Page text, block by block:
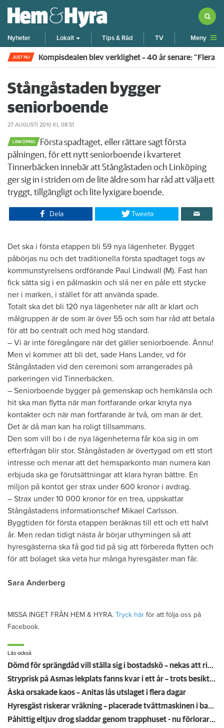
Nyheter Lokalt Tips & Råd TV Meny
JUST NU Kompisdealen blev verklighet – 40 år senare: "Flera
Stångåstaden bygger
seniorboende
27 AUGUSTI 2010 KL 08:51
LINKÖPING
​Första spadtaget, eller rättare sagt första
pålningen, för ett nytt seniorboende i kvarteret
Tinnerbäcken innebär att Stångåstaden och Linköping
ger sig in i striden om de lite äldre som har råd att välja ett
tryggt, tillgängligt och lite lyxigare boende.
Dela Tweeta
Det ska i första etappen bli 59 nya lägenheter. Bygget
påbörjas nu och det traditionella första spadtaget togs av
kommunstyrelsens ordförande Paul Lindwall (M). Fast han
fick sätta sig i en pålmaskin och slå ner en påle ett stycke
ner i marken, i stället för att använda spade.
Totalt ska det bli 120 nya lägenheter när allt är klart och
målgruppen är de som är över 55 och som har råd att betala
för att bo centralt och med hög standard.
– Vi är inte föregångare när det gäller seniorboende. Ännu!
Men vi kommer att bli det, sade Hans Lander, vd för
Stångåstaden vid den ceremoni som arrangerades på
parkeringen vid Tinnerbäcken.
– Seniorboende bygger på gemenskap och hemkänsla och
hit ska man flytta när man fortfarande orkar knyta nya
kontakter och när man fortfarande är två, om man är det.
Det är då man kan ha roligt tillsammans.
Den som vill bo i de nya lägenheterna får köa sig in om
efterfrågan blir stor. Stångåstaden är övertygad om ett stort
intresse och menar att det hemsparkonto man numera kan
erbjuda ska ge förutsättningar att klara hyran bättre. En
miljon på kontot ger strax under 600 kronor i avdrag.
– Strax under 10 000 kronor för en trea, uppskattar
Stångåstadens informationschef Mikael Carlsson.
Byggtiden för första etappen beräknas till ett och ett halvt
år. Men redan tidigt nästa år börjar uthyrningen så att
hyresgästerna ska få god tid på sig att förbereda flytten och
för att bolaget ska veta hur många hyresgäster man får.
Sara Anderberg
MISSA INGET FRÅN HEM & HYRA. Tryck här för att följa oss på
Facebook.
Läs också
Dömd för sprängdåd vill ställa sig i bostadskö – nekas att ringa hyresvärdar
Stryprisk på Asmas lekplats fanns kvar i ett år – trots besiktningsmannens larm
Åska orsakade kaos – Anitas lås utslaget i flera dagar
Hyresgäst riskerar vräkning – placerade tvättmaskinen i badkaret
Påhittig eltjuv drog sladdar genom trapphuset - nu förlorar han lägenheten